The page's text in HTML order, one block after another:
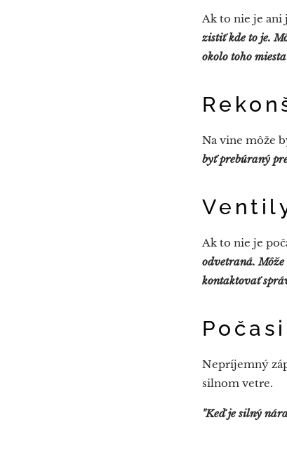
Ak to nie je ani
zistiť kde to je.
okolo toho
Na vine môže
byť prebúraný
Ak to nie je
odvetraná.
kontaktovať
Nepríjemný
silnom vetre.
"Keď je silný